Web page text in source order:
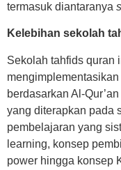
termasuk diantaranya
Kelebihan sekolah
Sekolah tahfids quran
berdasarkan Al-
yang diterapkan pada
pembelajaran yang
learning, konsep
power hingga konsep